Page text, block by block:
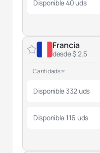
Disponible 40 uds
Francia
desde $ 2.5
Cantidads
Disponible 332 uds
Disponible 116 uds